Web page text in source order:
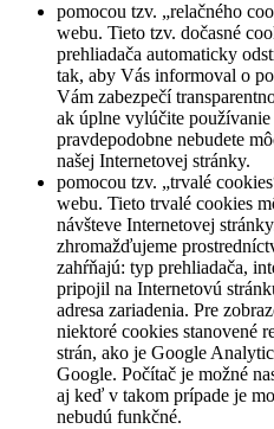
pomocou tzv. „relačného
webu. Tieto tzv. dočasné
prehliadača automaticky
tak, aby Vás informoval o
Vám zabezpečí
ak úplne vylúčite
pravdepodobne nebudete
našej Internetovej stránky.
pomocou tzv. „trvalé
webu. Tieto trvalé cookies
návšteve Internetovej
zhromažďujeme
zahŕňajú: typ prehliadača,
pripojil na Internetovú
adresa zariadenia. Pre
niektoré cookies stanovené
strán, ako je Google
Google. Počítač je možné
aj keď v takom prípade je
nebudú funkčné.